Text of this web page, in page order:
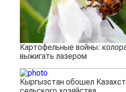
Картофельные войны:
выжигать лазером
Кыргызстан обошел